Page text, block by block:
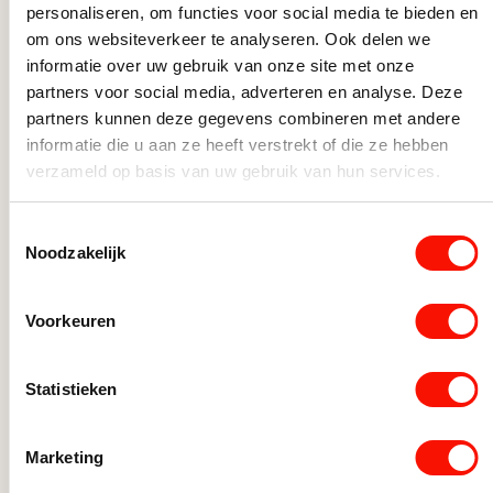
personaliseren, om functies voor social media te bieden en
om ons websiteverkeer te analyseren. Ook delen we
informatie over uw gebruik van onze site met onze
partners voor social media, adverteren en analyse. Deze
partners kunnen deze gegevens combineren met andere
informatie die u aan ze heeft verstrekt of die ze hebben
verzameld op basis van uw gebruik van hun services.
Noodzakelijk
Voorkeuren
Statistieken
Marketing
Ø55 cm
cm